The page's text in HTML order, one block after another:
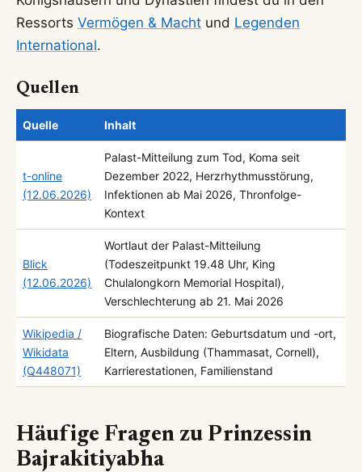
Ressorts Vermögen & Macht und Legenden
International.
Quellen
Quelle Inhalt
t-online
(12.06.2026)
Palast-Mitteilung zum Tod, Koma seit
Dezember 2022, Herzrhythmusstörung,
Infektionen ab Mai 2026, Thronfolge-
Kontext
Blick
(12.06.2026)
Wortlaut der Palast-Mitteilung
(Todeszeitpunkt 19.48 Uhr, King
Chulalongkorn Memorial Hospital),
Verschlechterung ab 21. Mai 2026
Wikipedia /
Wikidata
(Q448071)
Biografische Daten: Geburtsdatum und -ort,
Eltern, Ausbildung (Thammasat, Cornell),
Karrierestationen, Familienstand
Häufige Fragen zu Prinzessin
Bajrakitiyabha